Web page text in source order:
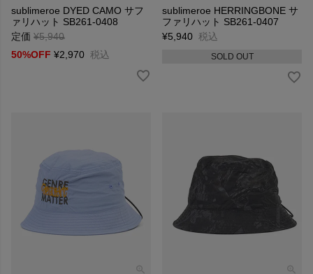
sublimeroe DYED CAMO サフ
ァリハット SB261-0408
定価 ¥5,940
→
50%OFF ¥2,970 税込
sublimeroe HERRINGBONE サ
ファリハット SB261-0407
¥5,940 税込
SOLD OUT